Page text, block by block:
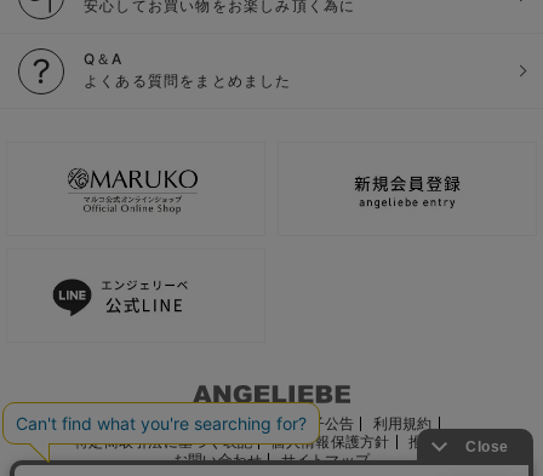
安心してお買い物をお楽しみ頂く為に
Q＆A
よくある質問をまとめました
ご利用ガイド 会社概要 電子公告
利用規約
特定商取引法に基づく表記
個人情報保護方針
推奨環境
お問い合わせ
サイトマップ